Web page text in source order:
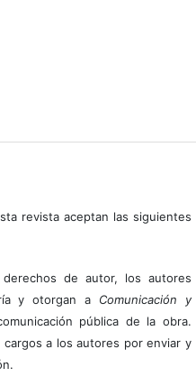
revista aceptan las siguientes
de autor, los autores
y otorgan a Comunicación y
pública de la obra.
cargos a los autores por enviar y